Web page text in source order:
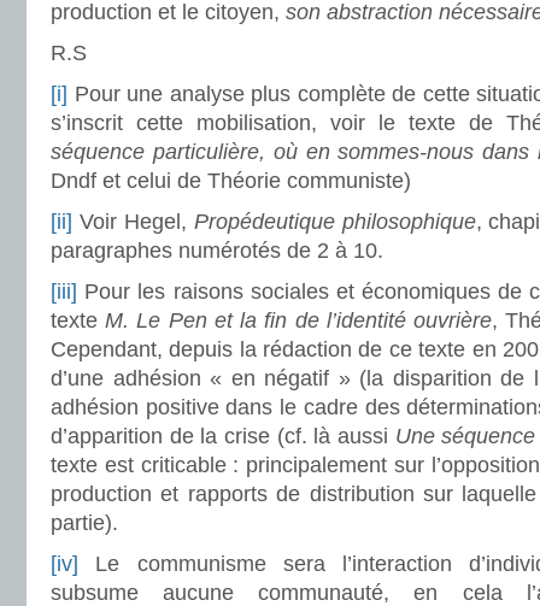
production et le citoyen, son abstraction
R.S
[i] Pour une analyse plus complète de cette
s’inscrit cette mobilisation, voir le texte de
séquence particulière, où en sommes-nous dans
Dndf et celui de Théorie communiste)
[ii] Voir Hegel, Propédeutique philosophique,
paragraphes numérotés de 2 à 10.
[iii] Pour les raisons sociales et économiques de
texteM. Le Pen et la fin de l’identité ouvrière,
Cependant, depuis la rédaction de ce texte en
d’une adhésion « en négatif » (la disparition de
adhésion positive dans le cadre des
d’apparition de la crise (cf. là aussi Une
texte est criticable : principalement sur
production et rapports de distribution sur
partie).
[iv] Le communisme sera l’interaction
subsume aucune communauté, en cela